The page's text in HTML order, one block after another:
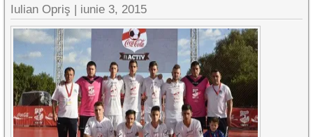
Iulian Opriş | iunie 3, 2015